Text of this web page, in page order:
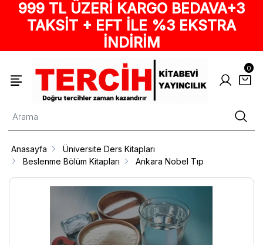
999 TL ÜZERİ KARGO BEDAVA+3
TAKSİT + EFT İLE %3 EKSTRA
İNDİRİM
0
Anasayfa
Üniversite Ders Kitapları
Beslenme Bölüm Kitapları
Ankara Nobel Tıp